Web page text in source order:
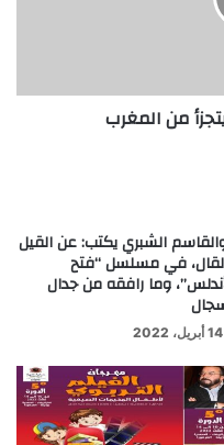
من المغرب
الشبري يكتب: عن القيل
في مسلسل “فتح
وما رافقه من جدال
14 أبريل، 2022